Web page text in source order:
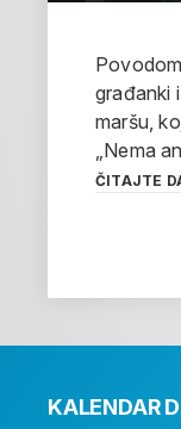
građanki
maršu,
„Nema
ČITAJTE
KALENDAR